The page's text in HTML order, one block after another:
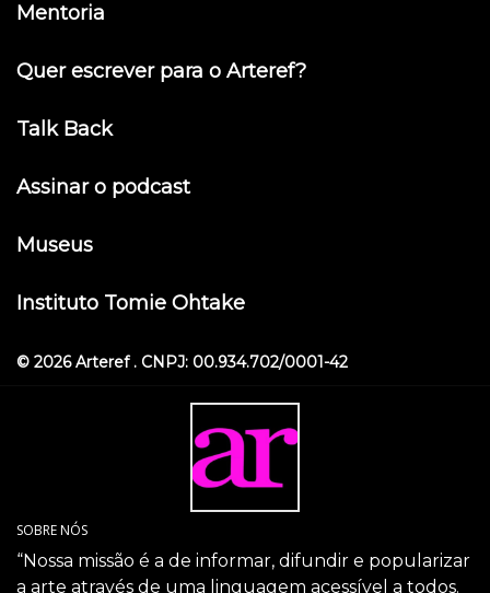
Mentoria
Quer escrever para o Arteref?
Talk Back
Assinar o podcast
Museus
Instituto Tomie Ohtake
© 2026 Arteref . CNPJ: 00.934.702/0001-42
SOBRE NÓS
“Nossa missão é a de informar, difundir e popularizar
a arte através de uma linguagem acessível a todos.